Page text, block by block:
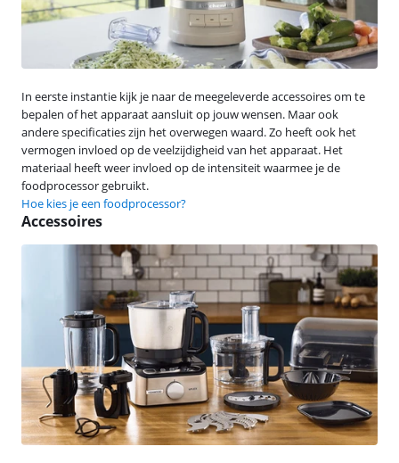
In eerste instantie kijk je naar de meegeleverde accessoires om te
bepalen of het apparaat aansluit op jouw wensen. Maar ook
andere specificaties zijn het overwegen waard. Zo heeft ook het
vermogen invloed op de veelzijdigheid van het apparaat. Het
materiaal heeft weer invloed op de intensiteit waarmee je de
foodprocessor gebruikt.
Hoe kies je een foodprocessor?
Accessoires